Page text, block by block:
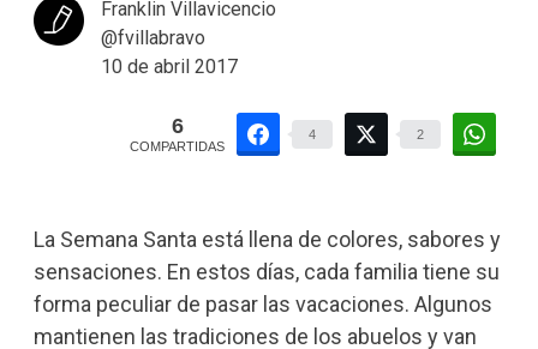
Franklin Villavicencio
@fvillabravo
10 de abril 2017
6
COMPARTIDAS
4 2
La Semana Santa está llena de colores, sabores y
sensaciones. En estos días, cada familia tiene su
forma peculiar de pasar las vacaciones. Algunos
mantienen las tradiciones de los abuelos y van